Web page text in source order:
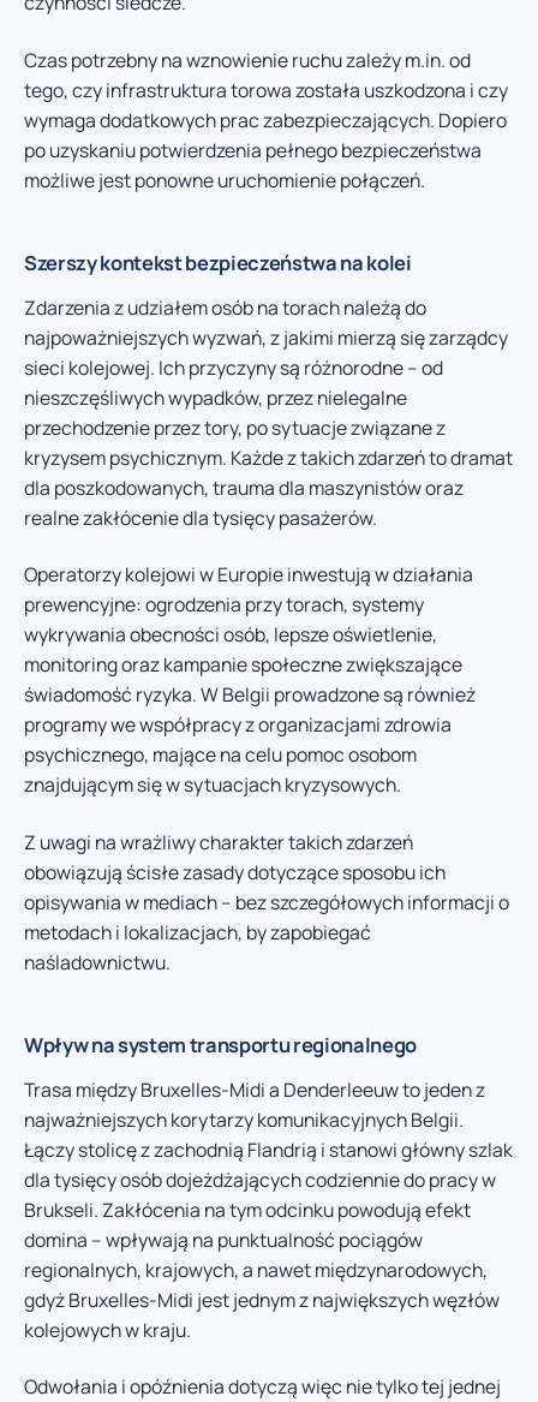
Czas potrzebny na wznowienie ruchu zależy m.in. od
tego, czy infrastruktura torowa została uszkodzona i czy
wymaga dodatkowych prac zabezpieczających. Dopiero
po uzyskaniu potwierdzenia pełnego bezpieczeństwa
możliwe jest ponowne uruchomienie połączeń.
Szerszy kontekst bezpieczeństwa na kolei
Zdarzenia z udziałem osób na torach należą do
najpoważniejszych wyzwań, z jakimi mierzą się zarządcy
sieci kolejowej. Ich przyczyny są różnorodne – od
nieszczęśliwych wypadków, przez nielegalne
przechodzenie przez tory, po sytuacje związane z
kryzysem psychicznym. Każde z takich zdarzeń to dramat
dla poszkodowanych, trauma dla maszynistów oraz
realne zakłócenie dla tysięcy pasażerów.
Operatorzy kolejowi w Europie inwestują w działania
prewencyjne: ogrodzenia przy torach, systemy
wykrywania obecności osób, lepsze oświetlenie,
monitoring oraz kampanie społeczne zwiększające
świadomość ryzyka. W Belgii prowadzone są również
programy we współpracy z organizacjami zdrowia
psychicznego, mające na celu pomoc osobom
znajdującym się w sytuacjach kryzysowych.
Z uwagi na wrażliwy charakter takich zdarzeń
obowiązują ścisłe zasady dotyczące sposobu ich
opisywania w mediach – bez szczegółowych informacji o
metodach i lokalizacjach, by zapobiegać
naśladownictwu.
Wpływ na system transportu regionalnego
Trasa między Bruxelles-Midi a Denderleeuw to jeden z
najważniejszych korytarzy komunikacyjnych Belgii.
Łączy stolicę z zachodnią Flandrią i stanowi główny szlak
dla tysięcy osób dojeżdżających codziennie do pracy w
Brukseli. Zakłócenia na tym odcinku powodują efekt
domina – wpływają na punktualność pociągów
regionalnych, krajowych, a nawet międzynarodowych,
gdyż Bruxelles-Midi jest jednym z największych węzłów
kolejowych w kraju.
Odwołania i opóźnienia dotyczą więc nie tylko tej jednej